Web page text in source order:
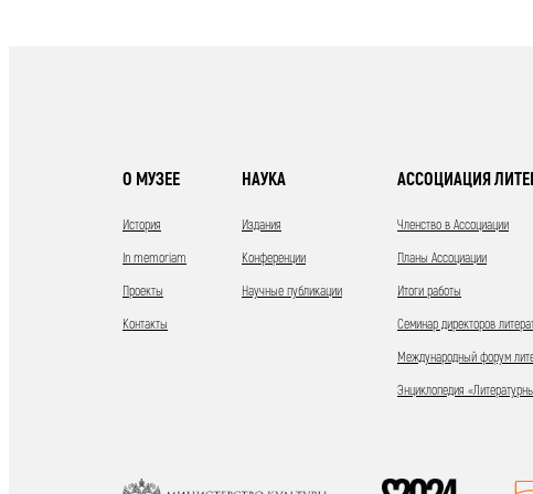
О МУЗЕЕ
История
In memoriam
Проекты
Контакты
НАУКА
Издания
Конференции
Научные публикации
АССОЦИАЦИЯ
Членство в Ассоциации
Планы Ассоциации
Итоги работы
Семинар директоров
Международный форум
Энциклопедия